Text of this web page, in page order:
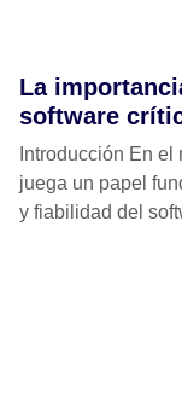
La
software
Introducción En
juega un papel
y fiabilidad del